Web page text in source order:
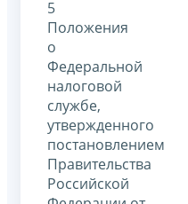
5
Положения
о
Федеральной
налоговой
службе,
утвержденного
постановлением
Правительства
Российской